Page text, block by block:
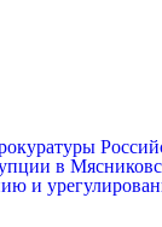
в
и